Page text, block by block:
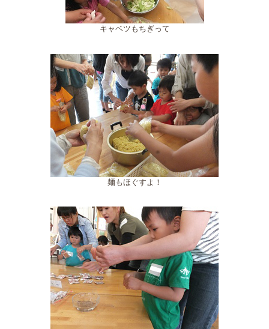
キャベツもちぎって
麺もほぐすよ！